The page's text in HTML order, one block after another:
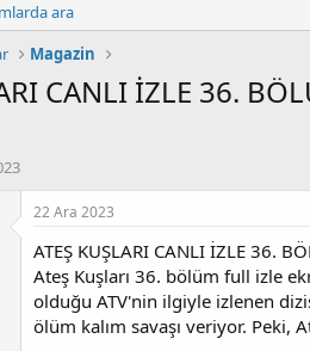
ara
Magazin
CANLI İZLE 36.
22 Ara 2023
ATEŞ KUŞLARI CANLI İZLE 36.
Ateş Kuşları 36. bölüm full izle
olduğu ATV'nin ilgiyle izlenen
ölüm kalım savaşı veriyor. Peki,